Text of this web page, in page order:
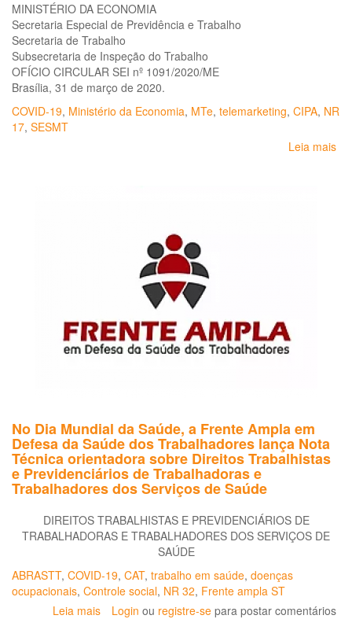
MINISTÉRIO DA ECONOMIA
Secretaria Especial de Previdência e Trabalho
Secretaria de Trabalho
Subsecretaria de Inspeção do Trabalho
OFÍCIO CIRCULAR SEI nº 1091/2020/ME
Brasília, 31 de março de 2020.
COVID-19, Ministério da Economia, MTe, telemarketing, CIPA, NR
17, SESMT
Leia mais
No Dia Mundial da Saúde, a Frente Ampla em
Defesa da Saúde dos Trabalhadores lança Nota
Técnica orientadora sobre Direitos Trabalhistas
e Previdenciários de Trabalhadoras e
Trabalhadores dos Serviços de Saúde
DIREITOS TRABALHISTAS E PREVIDENCIÁRIOS DE
TRABALHADORAS E TRABALHADORES DOS SERVIÇOS DE
SAÚDE
ABRASTT, COVID-19, CAT, trabalho em saúde, doenças
ocupacionais, Controle social, NR 32, Frente ampla ST
Leia mais sobre
Login ou registre-se para postar comentários